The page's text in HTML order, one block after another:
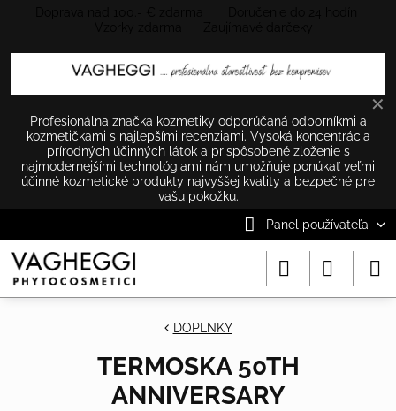
✕
Profesionálna značka kozmetiky odporúčaná odborníkmi a
kozmetičkami s najlepšími recenziami. Vysoká koncentrácia
prírodných účinných látok a prispôsobené zloženie s
najmodernejšími technológiami nám umožňuje ponúkať veľmi
účinné kozmetické produkty najvyššej kvality a bezpečné pre
vašu pokožku.
Panel používateľa
DOPLNKY
TERMOSKA 50TH
ANNIVERSARY